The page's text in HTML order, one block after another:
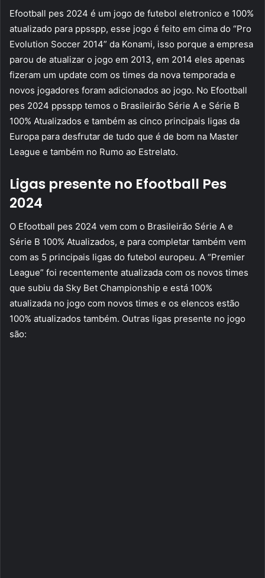
Efootball pes 2024 é um jogo de futebol eletronico e 100%
atualizado para ppsspp, esse jogo é feito em cima do “Pro
Evolution Soccer 2014” da Konami, isso porque a empresa
parou de atualizar o jogo em 2013, em 2014 eles apenas
fizeram um update com os times da nova temporada e
novos jogadores foram adicionados ao jogo. No Efootball
pes 2024 ppsspp temos o Brasileirão Série A e Série B
100% Atualizados e também as cinco principais ligas da
Europa para desfrutar de tudo que é de bom na Master
League e também no Rumo ao Estrelato.
Ligas presente no Efootball Pes
2024
O Efootball pes 2024 vem com o Brasileirão Série A e
Série B 100% Atualizados, e para completar também vem
com as 5 principais ligas do futebol europeu. A “Premier
League” foi recentemente atualizada com os novos times
que subiu da Sky Bet Championship e está 100%
atualizada no jogo com novos times e os elencos estão
100% atualizados também. Outras ligas presente no jogo
são: